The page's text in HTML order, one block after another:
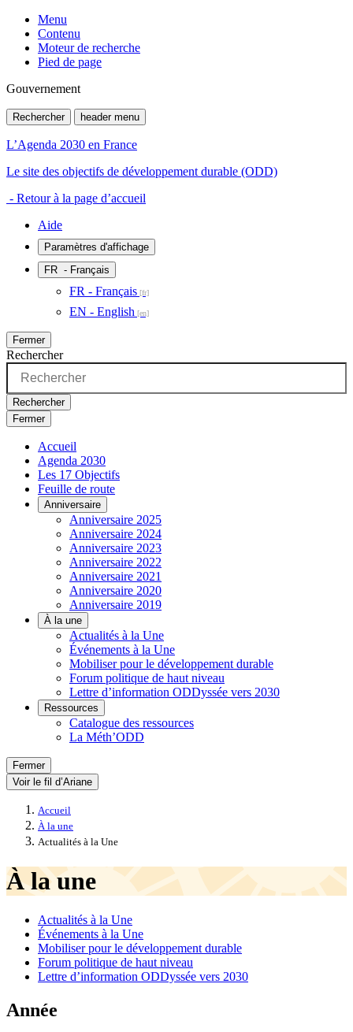
Menu
Contenu
Moteur de recherche
Pied de page
Gouvernement
Rechercher header menu
L’Agenda 2030 en France
Le site des objectifs de développement durable (ODD)
- Retour à la page d’accueil
Aide
Paramètres d'affichage
FR - Français
FR - Français
EN - English
Fermer
Rechercher
Rechercher
Fermer
Accueil
Agenda 2030
Les 17 Objectifs
Feuille de route
Anniversaire
Anniversaire 2025
Anniversaire 2024
Anniversaire 2023
Anniversaire 2022
Anniversaire 2021
Anniversaire 2020
Anniversaire 2019
À la une
Actualités à la Une
Événements à la Une
Mobiliser pour le développement durable
Forum politique de haut niveau
Lettre d’information ODDyssée vers 2030
Ressources
Catalogue des ressources
La Méth’ODD
Fermer
Voir le fil d’Ariane
Accueil
À la une
Actualités à la Une
À la une
Actualités à la Une
Événements à la Une
Mobiliser pour le développement durable
Forum politique de haut niveau
Lettre d’information ODDyssée vers 2030
Année